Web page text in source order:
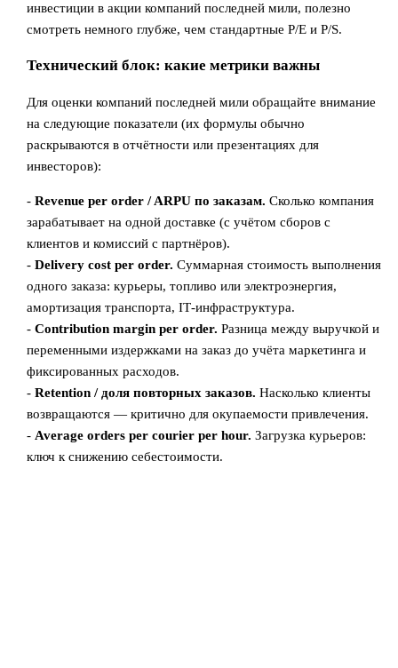
инвестиции в акции компаний последней мили, полезно
смотреть немного глубже, чем стандартные P/E и P/S.
Технический блок: какие метрики важны
Для оценки компаний последней мили обращайте внимание
на следующие показатели (их формулы обычно
раскрываются в отчётности или презентациях для
инвесторов):
-Revenue per order / ARPU по заказам. Сколько компания
зарабатывает на одной доставке (с учётом сборов с
клиентов и комиссий с партнёров).
-Delivery cost per order. Суммарная стоимость выполнения
одного заказа: курьеры, топливо или электроэнергия,
амортизация транспорта, IT‑инфраструктура.
-Contribution margin per order. Разница между выручкой и
переменными издержками на заказ до учёта маркетинга и
фиксированных расходов.
-Retention / доля повторных заказов. Насколько клиенты
возвращаются — критично для окупаемости привлечения.
- Average orders per courier per hour. Загрузка курьеров:
ключ к снижению себестоимости.